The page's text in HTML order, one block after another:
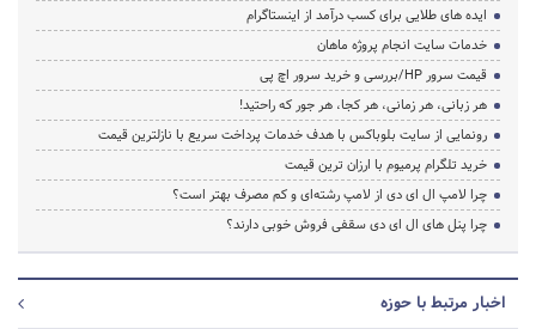
ایده های طلایی برای کسب درآمد از اینستاگرام
خدمات سایت انجام پروژه ماهان
قیمت سرور HP/بررسی و خرید سرور اچ پی
هر زبانی، هر زمانی، هر کجا، هر جور که راحتید!
رونمایی از سایت بلوباکس با هدف خدمات پرداخت سریع با نازلترین قیمت
خرید تلگرام پرمیوم با ارزان ترین قیمت
چرا لامپ ال ای دی از لامپ رشته‌ای و کم مصرف بهتر است؟
چرا پنل های ال ای دی سقفی فروش خوبی دارند؟
اخبار مرتبط با حوزه